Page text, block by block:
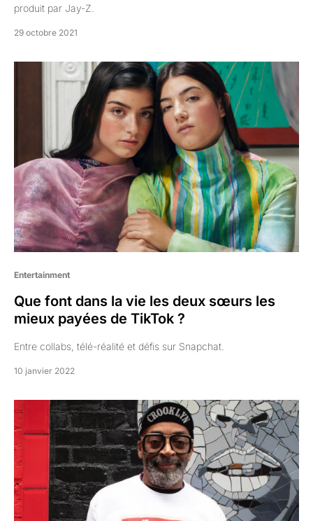
produit par Jay-Z.
29 octobre 2021
Entertainment
Que font dans la vie les deux sœurs les
mieux payées de TikTok ?
Entre collabs, télé-réalité et défis sur Snapchat.
10 janvier 2022